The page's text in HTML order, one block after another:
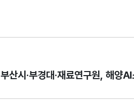
부산시·부경대·재료연구원, 해양